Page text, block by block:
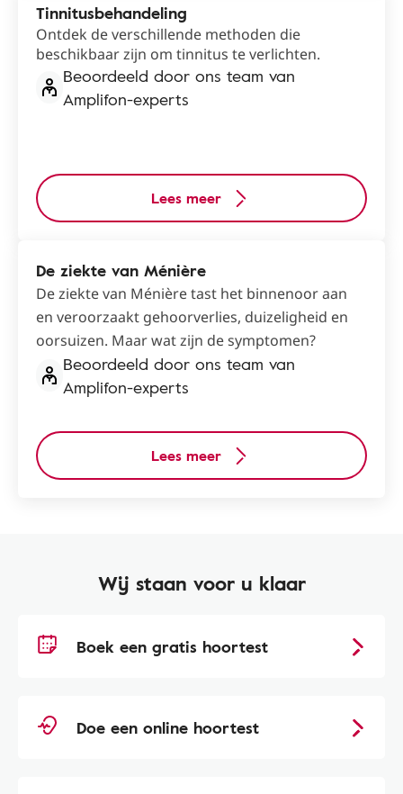
Tinnitusbehandeling
Ontdek de verschillende methoden die
beschikbaar zijn om tinnitus te verlichten.
Beoordeeld door ons team van
Amplifon-experts
Lees meer
De ziekte van Ménière
De ziekte van Ménière tast het binnenoor aan
en veroorzaakt gehoorverlies, duizeligheid en
oorsuizen. Maar wat zijn de symptomen?
Beoordeeld door ons team van
Amplifon-experts
Lees meer
Wij staan voor u klaar
Boek een gratis hoortest
Doe een online hoortest